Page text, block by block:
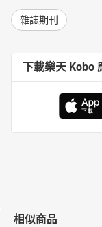
雜誌期刊
下載樂天 Kobo
相似商品